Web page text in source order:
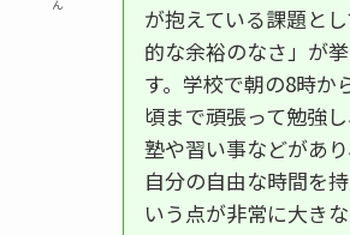
ん
が抱えている課題と
的な余裕のなさ」が
す。学校で朝の8時か
頃まで頑張って勉強
塾や習い事などがあ
自分の自由な時間を
いう点が非常に大き